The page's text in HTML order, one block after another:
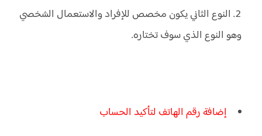
النوع الثاني يكون مخصص للإفراد والاستعمال الشخصي
وهو النوع الذي سوف تختاره.
إضافة رقم الهاتف لتأكيد الحساب